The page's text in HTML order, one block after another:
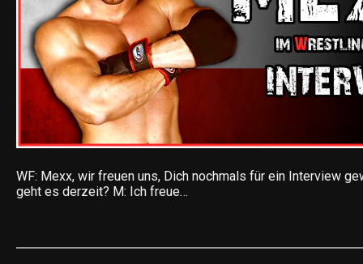
WF: Mexx, wir freuen uns, Dich nochmals für ein Interview
geht es derzeit? M: Ich freue…